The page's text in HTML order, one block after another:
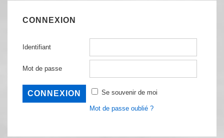
CONNEXION
Identifiant
Mot de passe
Se souvenir de moi
Mot de passe oublié ?